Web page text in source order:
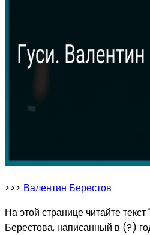
>>> Валентин Берестов
На этой странице читайте
Берестова, написанный в (?)